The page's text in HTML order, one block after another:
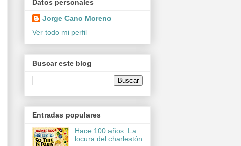
Datos personales
Jorge Cano Moreno
Ver todo mi perfil
Buscar este blog
Entradas populares
Hace 100 años: La
locura del charlestón